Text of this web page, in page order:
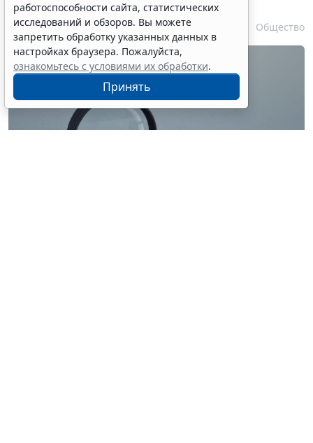
7 августа 2026 17:55 Общество
работоспособности сайта, статистических
исследований и обзоров. Вы можете
запретить обработку указанных данных в
настройках браузера. Пожалуйста,
ознакомьтесь с условиями их обработки.
Принять